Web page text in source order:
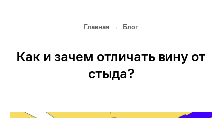
Главная → Блог
Как и зачем отличать вину от
стыда?